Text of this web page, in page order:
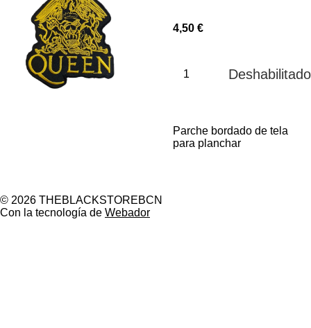
4,50 €
Deshabilitado
Parche bordado de tela
para planchar
© 2026 THEBLACKSTOREBCN
Con la tecnología de Webador